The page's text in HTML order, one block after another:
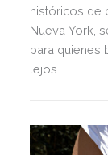
históricos de
Nueva York,
para quienes
lejos.